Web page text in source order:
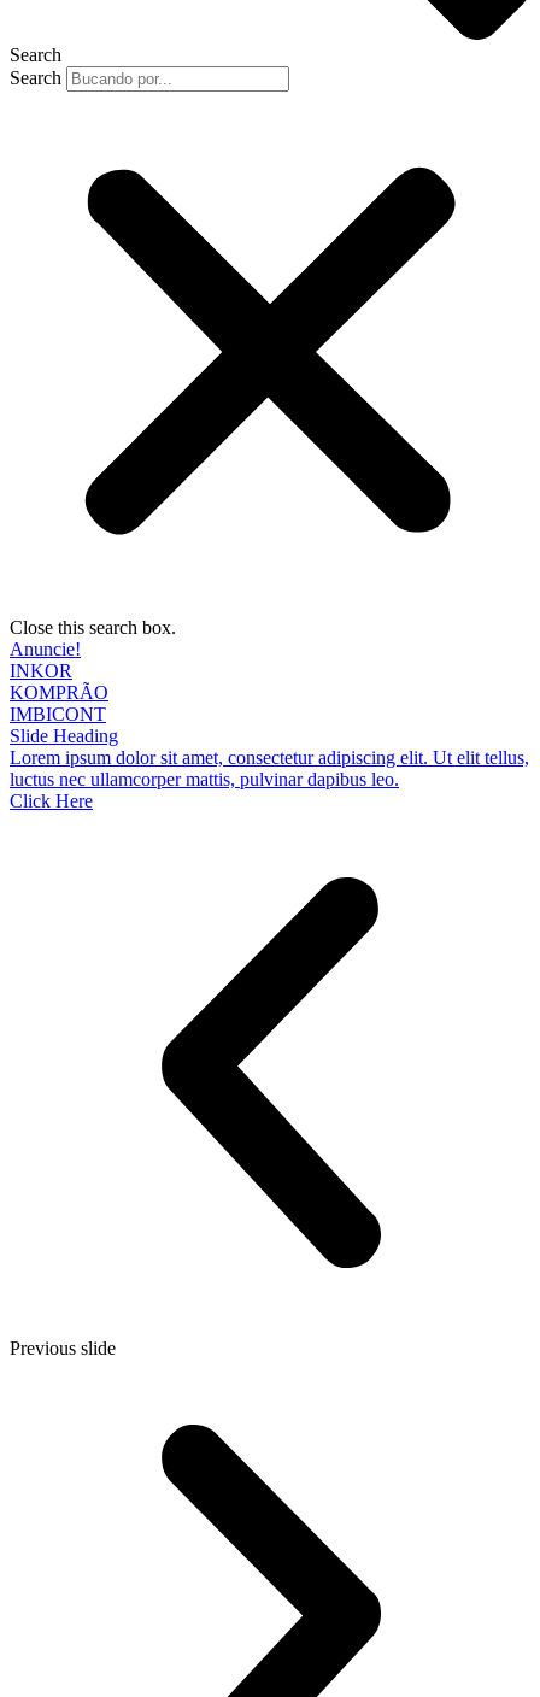
Search
Search
Close this search box.
Anuncie!
INKOR
KOMPRÃO
IMBICONT
Slide Heading
Lorem ipsum dolor sit amet, consectetur adipiscing elit. Ut elit tellus,
luctus nec ullamcorper mattis, pulvinar dapibus leo.
Click Here
Previous slide